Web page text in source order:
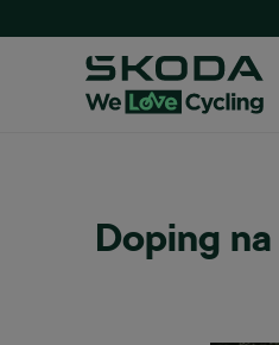
Doping